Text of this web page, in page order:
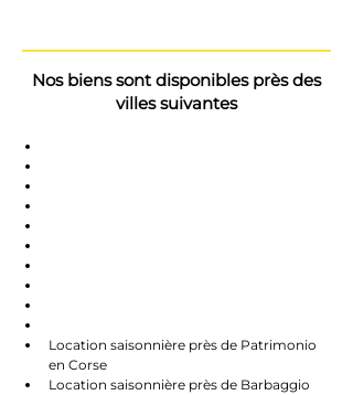
Nos biens sont disponibles près des
villes suivantes
Location saisonnière près de Patrimonio
en Corse
Location saisonnière près de Barbaggio